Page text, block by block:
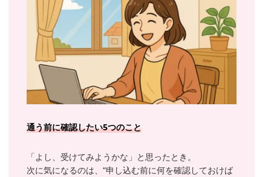
通う前に確認したい5つのこと
「よし、受けてみようかな」と思ったとき。
次に気になるのは、“申し込む前に何を確認しておけば